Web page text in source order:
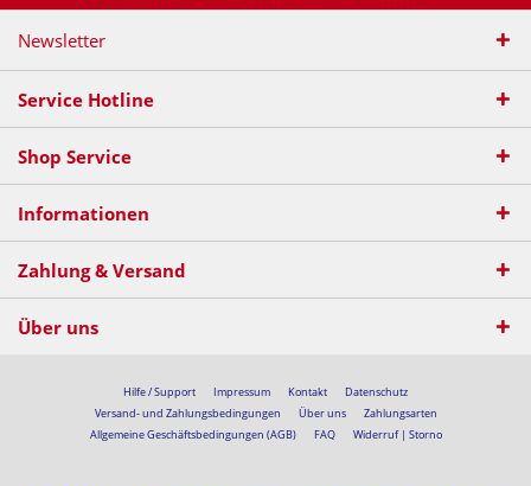
Newsletter
Service Hotline
Shop Service
Informationen
Zahlung & Versand
Über uns
Hilfe / Support Impressum Kontakt
Datenschutz
Versand- und Zahlungsbedingungen
Über uns
Zahlungsarten
Allgemeine Geschäftsbedingungen (AGB)
FAQ Widerruf | Storno